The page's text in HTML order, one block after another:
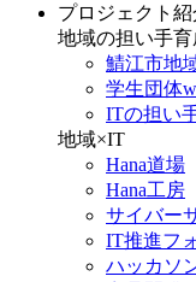
プロジェクト紹
地域の担い手育
鯖江市地
学生団体
ITの担い
地域×IT
Hana道場
Hana工房
サイバー
IT推進フ
ハッカソ